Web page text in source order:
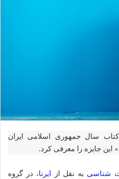
کتاب سال جمهوری اسلامی ایران
این ‌جایزه را معرفی کرد.
شناسی به نقل از ایرنا، در گروه